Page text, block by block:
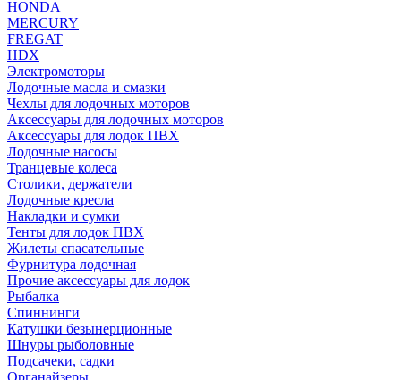
HONDA
MERCURY
FREGAT
HDX
Электромоторы
Лодочные масла и смазки
Чехлы для лодочных моторов
Аксессуары для лодочных моторов
Аксессуары для лодок ПВХ
Лодочные насосы
Транцевые колеса
Столики, держатели
Лодочные кресла
Накладки и сумки
Тенты для лодок ПВХ
Жилеты спасательные
Фурнитура лодочная
Прочие аксессуары для лодок
Рыбалка
Спиннинги
Катушки безынерционные
Шнуры рыболовные
Подсачеки, садки
Органайзеры